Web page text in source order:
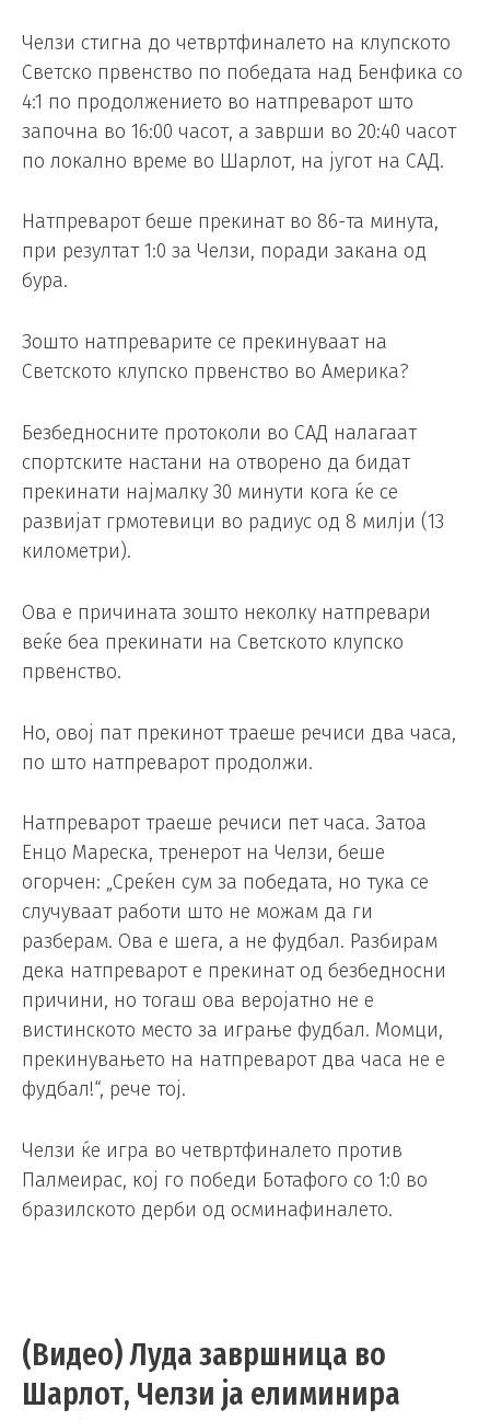
Челзи стигна до четвртфиналето на клупското
Светско првенство по победата над Бенфика со
4:1 по продолжението во натпреварот што
започна во 16:00 часот, а заврши во 20:40 часот
по локално време во Шарлот, на југот на САД.
Натпреварот беше прекинат во 86-та минута,
при резултат 1:0 за Челзи, поради закана од
бура.
Зошто натпреварите се прекинуваат на
Светското клупско првенство во Америка?
Безбедносните протоколи во САД налагаат
спортските настани на отворено да бидат
прекинати најмалку 30 минути кога ќе се
развијат грмотевици во радиус од 8 милји (13
километри).
Ова е причината зошто неколку натпревари
веќе беа прекинати на Светското клупско
првенство.
Но, овој пат прекинот траеше речиси два часа,
по што натпреварот продолжи.
Натпреварот траеше речиси пет часа. Затоа
Енцо Мареска, тренерот на Челзи, беше
огорчен: „Среќен сум за победата, но тука се
случуваат работи што не можам да ги
разберам. Ова е шега, а не фудбал. Разбирам
дека натпреварот е прекинат од безбедносни
причини, но тогаш ова веројатно не е
вистинското место за играње фудбал. Момци,
прекинувањето на натпреварот два часа не е
фудбал!“, рече тој.
Челзи ќе игра во четвртфиналето против
Палмеирас, кој го победи Ботафого со 1:0 во
бразилското дерби од осминафиналето.
(Видео) Луда завршница во
Шарлот, Челзи ја елиминира